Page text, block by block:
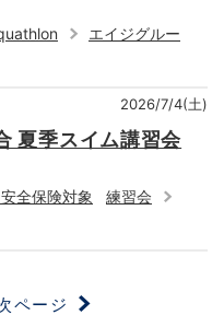
エイジグルー
2026/7/4(土)
夏季スイム講習会
全保険対象
練習会
ページ